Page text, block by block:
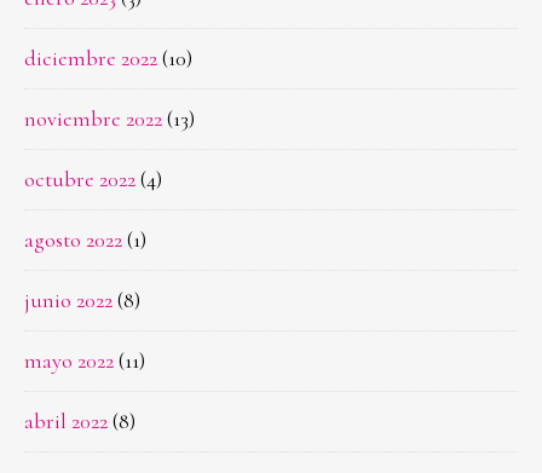
diciembre 2022(10)
noviembre 2022(13)
octubre 2022(4)
agosto 2022(1)
junio 2022(8)
mayo 2022(11)
abril 2022(8)